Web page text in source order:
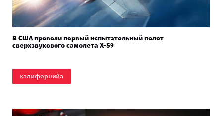
В США провели первый испытательный полет
сверхзвукового самолета X-59
калифорнийа